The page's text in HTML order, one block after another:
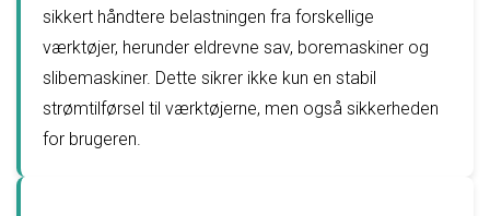
sikkert håndtere belastningen fra forskellige
værktøjer, herunder eldrevne sav, boremaskiner og
slibemaskiner. Dette sikrer ikke kun en stabil
strømtilførsel til værktøjerne, men også sikkerheden
for brugeren.